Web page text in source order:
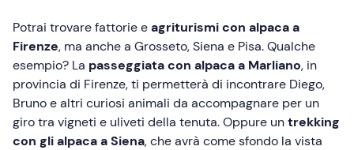
Potrai trovare fattorie eagriturismi con alpaca a
Firenze, ma anche a Grosseto, Siena e Pisa. Qualche
esempio? La passeggiata con alpaca a Marliano, in
provincia di Firenze, ti permetterà di incontrare Diego,
Bruno e altri curiosi animali da accompagnare per un
giro tra vigneti e uliveti della tenuta. Oppure untrekking
con gli alpaca a Siena, che avrà come sfondo la vista